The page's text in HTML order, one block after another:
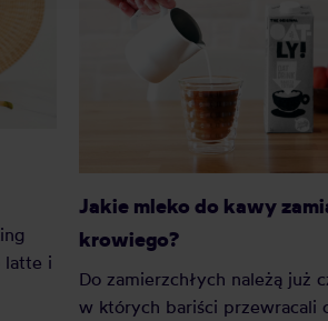
latte i
Jakie mleko do kawy
krowiego?
Do zamierzchłych należą już
w których bariści przewracali